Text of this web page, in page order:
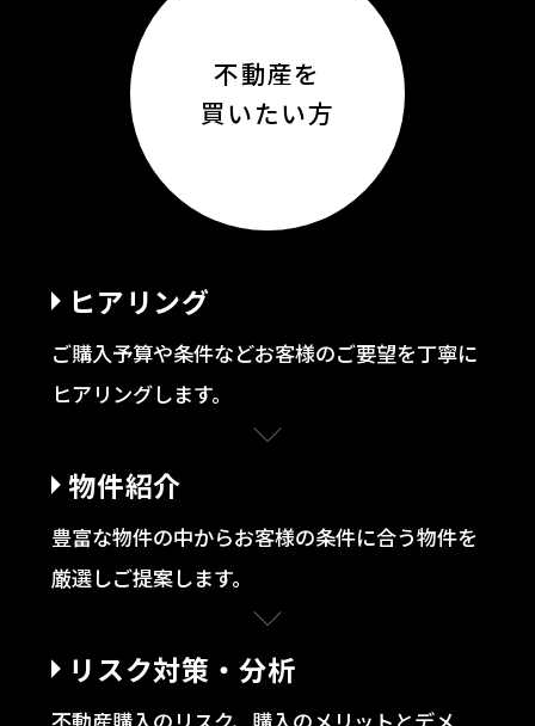
不動産を
買いたい方
ヒアリング
ご購入予算や条件などお客様のご要望を丁寧に
ヒアリングします。
物件紹介
豊富な物件の中からお客様の条件に合う物件を
厳選しご提案します。
リスク対策・分析